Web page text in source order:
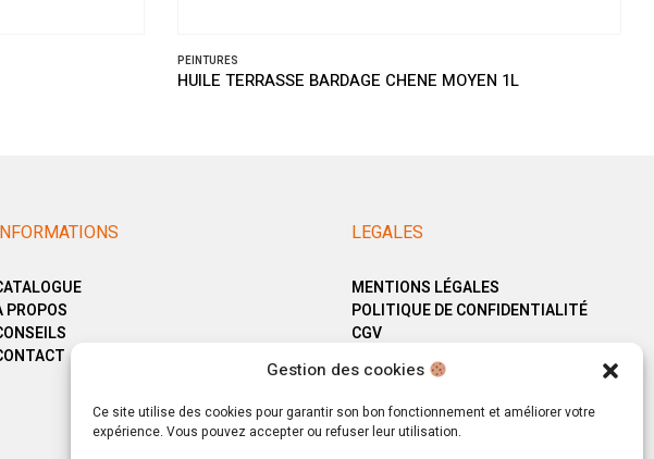
Gestion des cookies
Ce site utilise des cookies pour garantir son bon fonctionnement et améliorer votre
expérience. Vous pouvez accepter ou refuser leur utilisation.
PEINTURES
HUILE TERRASSE BARDAGE CHENE MOYEN 1L
PROPOS
LEGALES
MENTIONS LÉGALES
POLITIQUE DE CONFIDENTIALITÉ
CGV